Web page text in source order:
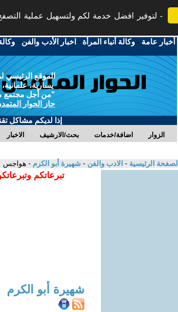
لتوفير افضل خدمة لكم ولتسهيل عملية
أخبار عامة -وكالة أنباء المرأة - اخبار الأدب والفن -
الموقع الرئيسي
يسارية،
"من أجل مجتمع
حاز الحوار
إذا لديكم مشاكل
الاخبار بحث/الارشيف اضافة/خدمات الزوار
الصفحة الرئيسية - الادب والفن - شهيرة أبو الكرم - هواجس
تبرعاتكم
شهيرة أبو الكرم